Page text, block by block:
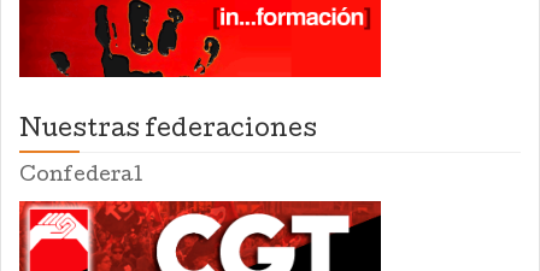
Nuestras federaciones
Confederal